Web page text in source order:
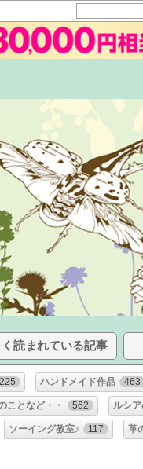
く読まれている記事
ハンドメイド作品 463
ことなど・・ 562 ルシア
ソーイング教室♪ 117 革